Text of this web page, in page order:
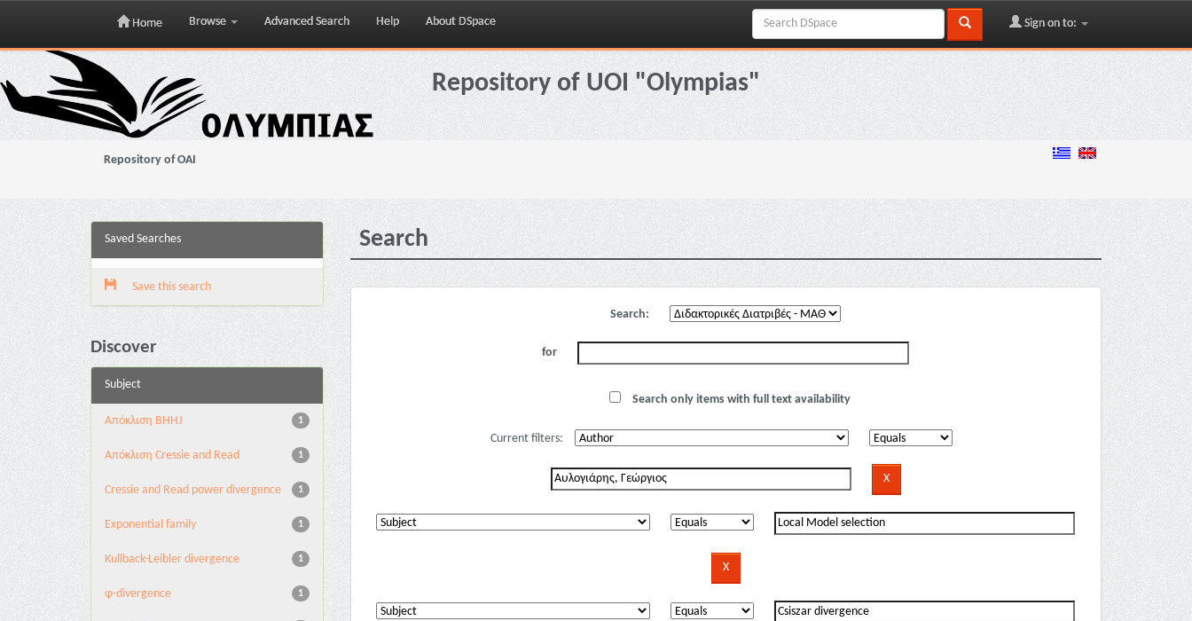
Skip
navigation
Home Browse Advanced Search Help About DSpace Sign on to:
Repository of UOI "Olympias"
Repository of OAI
Saved Searches
Save this search
Discover
Subject
1
Aπόκλιση BHHJ
1
Aπόκλιση Cressie and Read
1
Cressie and Read power divergence
1
Exponential family
1
Kullback-Leibler divergence
1
φ-divergence
Search
Search:
for
Search only items with full text availability
Current filters: